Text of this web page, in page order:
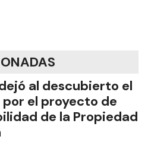
al descubierto el
el proyecto de
de la Propiedad